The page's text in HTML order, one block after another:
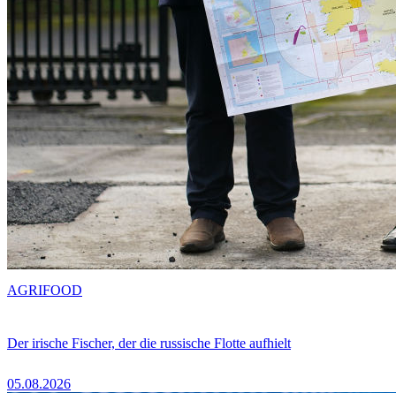
Der irische Fischer, der die russische Flotte aufhielt
05.08.2026
AGRIFOOD